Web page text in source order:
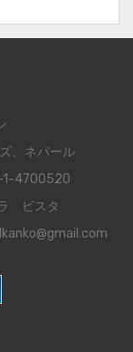
、ネパール
1-4700520
ビスタ